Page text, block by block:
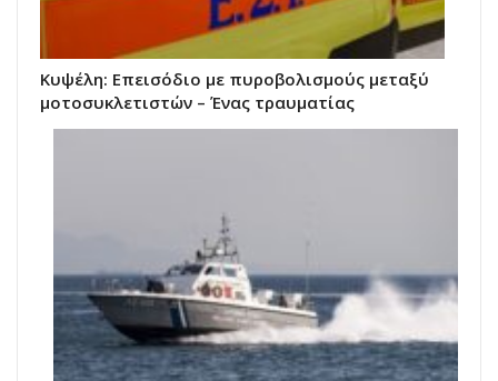
Κυψέλη: Επεισόδιο με πυροβολισμούς μεταξύ
μοτοσυκλετιστών – Ένας τραυματίας